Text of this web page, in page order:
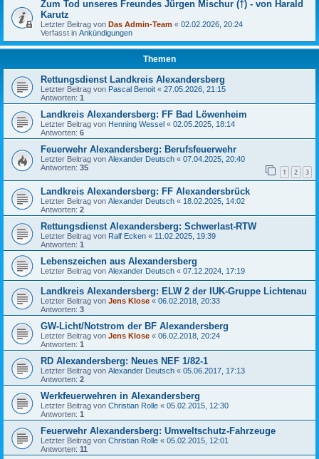
Zum Tod unseres Freundes Jürgen Mischur (†) - von Harald
Karutz
Letzter Beitrag von Das Admin-Team « 02.02.2026, 20:24
Verfasst in Ankündigungen
Themen
Rettungsdienst Landkreis Alexandersberg
Letzter Beitrag von Pascal Benoit « 27.05.2026, 21:15
Antworten: 1
Landkreis Alexandersberg: FF Bad Löwenheim
Letzter Beitrag von Henning Wessel « 02.05.2025, 18:14
Antworten: 6
Feuerwehr Alexandersberg: Berufsfeuerwehr
Letzter Beitrag von Alexander Deutsch « 07.04.2025, 20:40
Antworten: 35 1 2 3
Landkreis Alexandersberg: FF Alexandersbrück
Letzter Beitrag von Alexander Deutsch « 18.02.2025, 14:02
Antworten: 2
Rettungsdienst Alexandersberg: Schwerlast-RTW
Letzter Beitrag von Ralf Ecken « 11.02.2025, 19:39
Antworten: 1
Lebenszeichen aus Alexandersberg
Letzter Beitrag von Alexander Deutsch « 07.12.2024, 17:19
Landkreis Alexandersberg: ELW 2 der IUK-Gruppe Lichtenau
Letzter Beitrag von Jens Klose « 06.02.2018, 20:33
Antworten: 3
GW-Licht/Notstrom der BF Alexandersberg
Letzter Beitrag von Jens Klose « 06.02.2018, 20:24
Antworten: 1
RD Alexandersberg: Neues NEF 1/82-1
Letzter Beitrag von Alexander Deutsch « 05.06.2017, 17:13
Antworten: 2
Werkfeuerwehren in Alexandersberg
Letzter Beitrag von Christian Rolle « 05.02.2015, 12:30
Antworten: 1
Feuerwehr Alexandersberg: Umweltschutz-Fahrzeuge
Letzter Beitrag von Christian Rolle « 05.02.2015, 12:01
Antworten: 11